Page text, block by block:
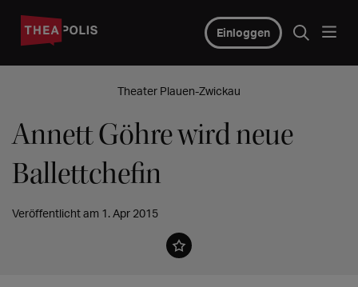
Einloggen
Theater Plauen-Zwickau
Annett Göhre wird neue
Ballettchefin
Veröffentlicht am 1. Apr 2015